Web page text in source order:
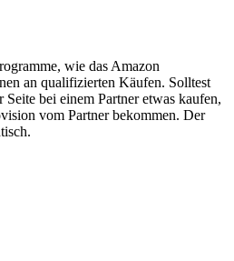
wie das Amazon
an qualifizierten Käufen. Solltest
bei einem Partner etwas kaufen,
vom Partner bekommen. Der